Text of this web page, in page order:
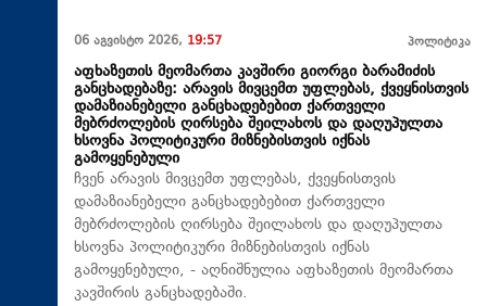
06 აგვისტო 2026, 19:57 პოლიტიკა
აფხაზეთის მეომართა კავშირი გიორგი ბარამიძის
განცხადებაზე: არავის მივცემთ უფლებას, ქვეყნისთვის
დამაზიანებელი განცხადებებით ქართველი
მებრძოლების ღირსება შეილახოს და დაღუპულთა
ხსოვნა პოლიტიკური მიზნებისთვის იქნას
გამოყენებული
ჩვენ არავის მივცემთ უფლებას, ქვეყნისთვის
დამაზიანებელი განცხადებებით ქართველი
მებრძოლების ღირსება შეილახოს და დაღუპულთა
ხსოვნა პოლიტიკური მიზნებისთვის იქნას
გამოყენებული, - აღნიშნულია აფხაზეთის მეომართა
კავშირის განცხადებაში.